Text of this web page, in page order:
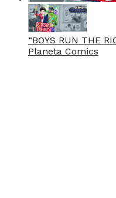
“BOYS RUN THE
Planeta Comics